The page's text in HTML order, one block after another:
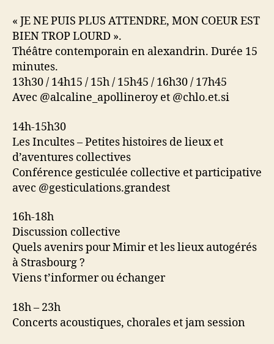
« JE NE PUIS PLUS ATTENDRE, MON COEUR EST
BIEN TROP LOURD ».
Théâtre contemporain en alexandrin. Durée 15
minutes.
13h30 / 14h15 / 15h / 15h45 / 16h30 / 17h45
Avec @alcaline_apollineroy et @chlo.et.si
14h-15h30
Les Incultes – Petites histoires de lieux et
d’aventures collectives
Conférence gesticulée collective et participative
avec @gesticulations.grandest
16h-18h
Discussion collective
Quels avenirs pour Mimir et les lieux autogérés
à Strasbourg ?
Viens t’informer ou échanger
18h – 23h
Concerts acoustiques, chorales et jam session